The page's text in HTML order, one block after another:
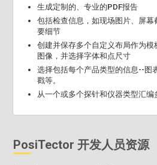
生成定制的、专业的PDF报告
包括检查信息，如现场图片、屏
要细节
创建并保存多个自定义布局作为
图像，并选择字体和点尺寸
选择包括每个产品类型的信息--图
戳等。
从一个或多个探针和仪器类型汇编
PosiTector 开发人员资源